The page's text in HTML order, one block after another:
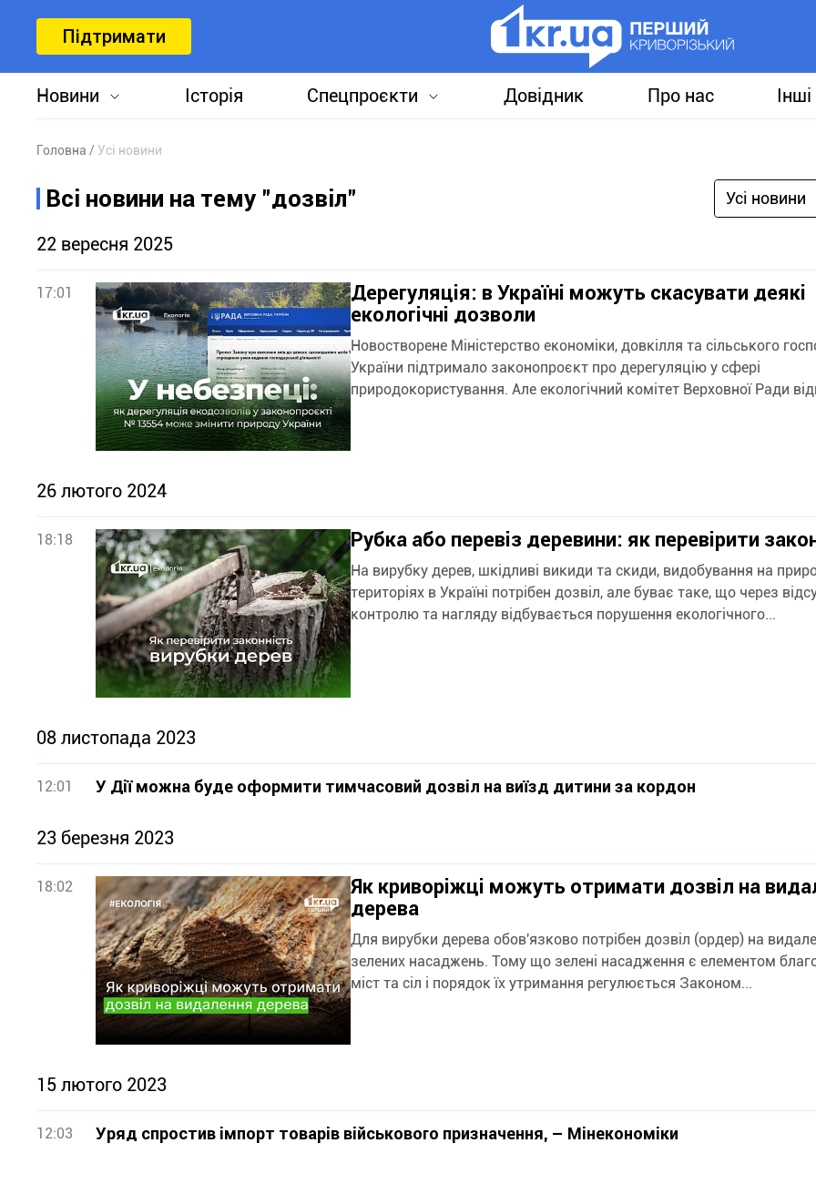
Підтримати
Новини Історія Спецпроєкти Довідник Про нас
Головна Усі новини
Всі новини на тему "дозвіл" Усі новини
22 вересня 2025
17:01
Дерегуляція: в Україні можуть скасувати деякі
екологічні дозволи
Новостворене Міністерство економіки, довкілля та сільського
України підтримало законопроєкт про дерегуляцію у сфері
природокористування. Але екологічний комітет Верховної Ради
26 лютого 2024
18:18 Рубка або перевіз деревини: як перевірити
На вирубку дерев, шкідливі викиди та скиди, видобування на
територіях в Україні потрібен дозвіл, але буває таке, що через
контролю та нагляду відбувається порушення екологічного...
08 листопада 2023
12:01 У Дії можна буде оформити тимчасовий дозвіл на виїзд дитини за кордон
23 березня 2023
18:02
Як криворіжці можуть отримати дозвіл на
дерева
Для вирубки дерева обов'язково потрібен дозвіл (ордер) на
зелених насаджень. Тому що зелені насадження є елементом
міст та сіл і порядок їх утримання регулюється Законом...
15 лютого 2023
12:03 Уряд спростив імпорт товарів військового призначення, – Мінекономіки